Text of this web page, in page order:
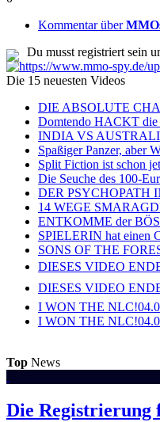
Kommentar über
Du musst registriert sein
Die 15 neuesten Videos
DIE ABSOLUTE
Domtendo HACKT
INDIA VS
Spaßiger Panzer, aber
Split Fiction ist schon
Die Seuche des 100-
DER PSYCHOPATH
14 WEGE
ENTKOMME der
SPIELERIN hat einen
SONS OF THE
DIESES VIDEO
DIESES VIDEO
I WON THE NLC!
I WON THE NLC!
Top News
Die Registrierung